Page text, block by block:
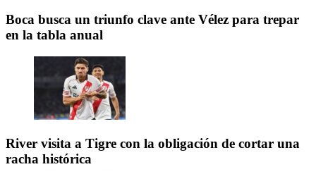
Boca busca un triunfo clave ante Vélez para trepar
en la tabla anual
River visita a Tigre con la obligación de cortar una
racha histórica